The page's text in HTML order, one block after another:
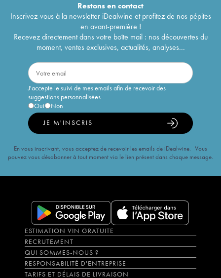
Restons encontact
Inscrivez-vous à la newsletter iDealwine et profitez de nos pépites
en avant-première !
Recevez directement dans votre boîte mail : nos découvertes du
moment, ventes exclusives, actualités, analyses...
J'accepte le suivi de mes emails afin de recevoir des
suggestions personnalisées
Oui
Non
JE M'INSCRIS
En vous inscrivant, vous acceptez de recevoir les emails de iDealwine. Vous
pouvez vous désabonner à tout moment via le lien présent dans chaque message.
ESTIMATION VIN GRATUITE
RECRUTEMENT
QUI SOMMES-NOUS ?
RESPONSABILITÉ D'ENTREPRISE
TARIFS ET DÉLAIS DE LIVRAISON